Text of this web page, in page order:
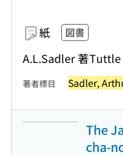
紙 図書
A.L.Sadler 著Tuttle
著者標目 Sadler,
The
cha-